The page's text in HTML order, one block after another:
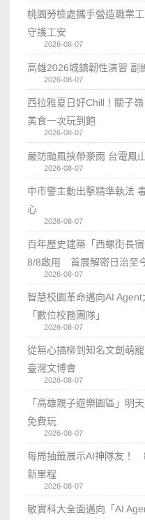
桃園勞檢處攜手營造職業
守護工安
2026-08-07
高雄2026城鎮韌性演習 副
2026-08-07
西拉雅夏日好Chill！關子
美食一次玩到飽
2026-08-07
嚴防颱風挾帶豪雨 台電鳳
2026-08-07
中市警主動出擊精準執法
心
2026-08-07
百年歷史建築「西螺街長
8/8啟用 首展解密日治至
2026-08-07
智慧校園革命邁向AI
「數位校務團隊」
2026-08-07
從無心插柳到知名文創萌
臺灣文博會
2026-08-07
「高雄親子遊樂園區」明
免費玩
2026-08-07
每周抽籤展示AI神隊友！
新里程
2026-08-07
敏實科大全面邁向「AI